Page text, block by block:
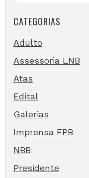
CATEGORIAS
Adulto
Assessoria LNB
Atas
Edital
Galerias
Imprensa FPB
NBB
Presidente